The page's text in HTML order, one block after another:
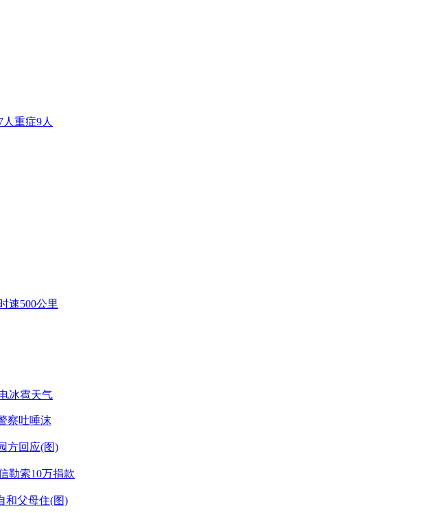
是属于谁的，是不是中国的，我们先不说，它是中国的藩属国，但是我们起码跟日本要说，琉球它不是你日本
寻找光明。希望海南警方能够切实调查事件真相，不要用两次完全不同的调查结果试图掩盖恶行；希望菲律宾
重症9人
速500公里
冰雹天气
察吐唾沫
方回应(图)
勒索10万捐款
和父母住(图)